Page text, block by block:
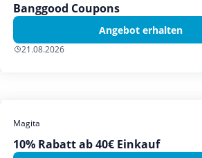
Banggood Coupons
Angebot erhalten
21.08.2026
Magita
10% Rabatt ab 40€ Einkauf